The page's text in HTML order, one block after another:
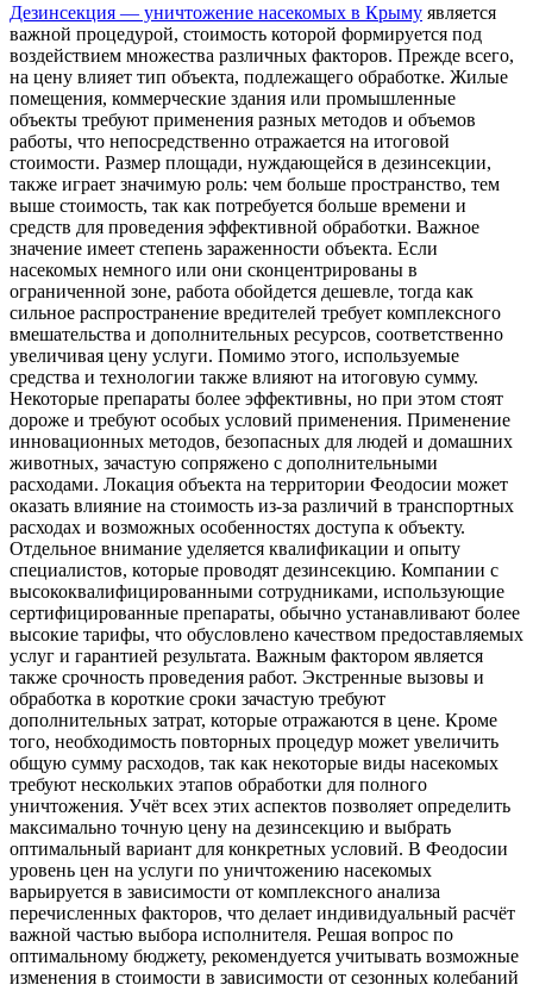
Дезинсекция — уничтожение насекомых в Крыму является
важной процедурой, стоимость которой формируется под
воздействием множества различных факторов. Прежде всего,
на цену влияет тип объекта, подлежащего обработке. Жилые
помещения, коммерческие здания или промышленные
объекты требуют применения разных методов и объемов
работы, что непосредственно отражается на итоговой
стоимости. Размер площади, нуждающейся в дезинсекции,
также играет значимую роль: чем больше пространство, тем
выше стоимость, так как потребуется больше времени и
средств для проведения эффективной обработки. Важное
значение имеет степень зараженности объекта. Если
насекомых немного или они сконцентрированы в
ограниченной зоне, работа обойдется дешевле, тогда как
сильное распространение вредителей требует комплексного
вмешательства и дополнительных ресурсов, соответственно
увеличивая цену услуги. Помимо этого, используемые
средства и технологии также влияют на итоговую сумму.
Некоторые препараты более эффективны, но при этом стоят
дороже и требуют особых условий применения. Применение
инновационных методов, безопасных для людей и домашних
животных, зачастую сопряжено с дополнительными
расходами. Локация объекта на территории Феодосии может
оказать влияние на стоимость из-за различий в транспортных
расходах и возможных особенностях доступа к объекту.
Отдельное внимание уделяется квалификации и опыту
специалистов, которые проводят дезинсекцию. Компании с
высококвалифицированными сотрудниками, использующие
сертифицированные препараты, обычно устанавливают более
высокие тарифы, что обусловлено качеством предоставляемых
услуг и гарантией результата. Важным фактором является
также срочность проведения работ. Экстренные вызовы и
обработка в короткие сроки зачастую требуют
дополнительных затрат, которые отражаются в цене. Кроме
того, необходимость повторных процедур может увеличить
общую сумму расходов, так как некоторые виды насекомых
требуют нескольких этапов обработки для полного
уничтожения. Учёт всех этих аспектов позволяет определить
максимально точную цену на дезинсекцию и выбрать
оптимальный вариант для конкретных условий. В Феодосии
уровень цен на услуги по уничтожению насекомых
варьируется в зависимости от комплексного анализа
перечисленных факторов, что делает индивидуальный расчёт
важной частью выбора исполнителя. Решая вопрос по
оптимальному бюджету, рекомендуется учитывать возможные
изменения в стоимости в зависимости от сезонных колебаний